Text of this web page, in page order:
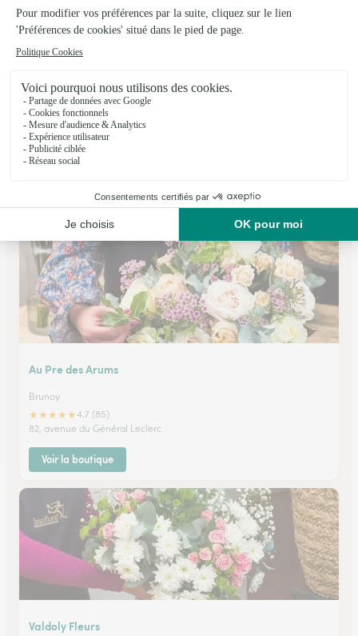
Ker-Flor
Montgeron
★★★ ★★4.5 (102)
Voir la boutique
Au Pre des Arums
Brunoy
★★★★★4.7 (85)
82, avenue du Général Leclerc
Voir la boutique
Valdoly Fleurs